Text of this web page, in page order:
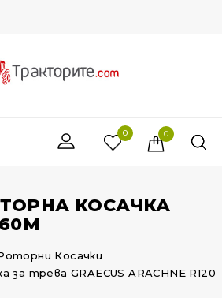
0 0
КОСАЧКА
Косачки
за трева GRAECUS ARACHNE R120